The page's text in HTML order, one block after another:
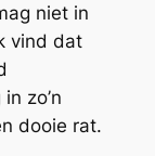
niet in
vind dat
zo’n
dooie rat.